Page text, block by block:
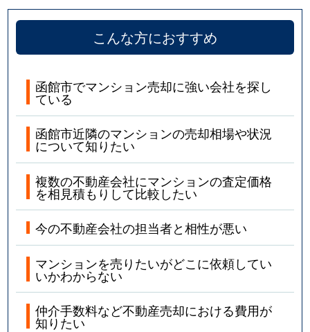
こんな方におすすめ
函館市でマンション売却に強い会社を探し
ている
函館市近隣のマンションの売却相場や状況
について知りたい
複数の不動産会社にマンションの査定価格
を相見積もりして比較したい
今の不動産会社の担当者と相性が悪い
マンションを売りたいがどこに依頼してい
いかわからない
仲介手数料など不動産売却における費用が
知りたい